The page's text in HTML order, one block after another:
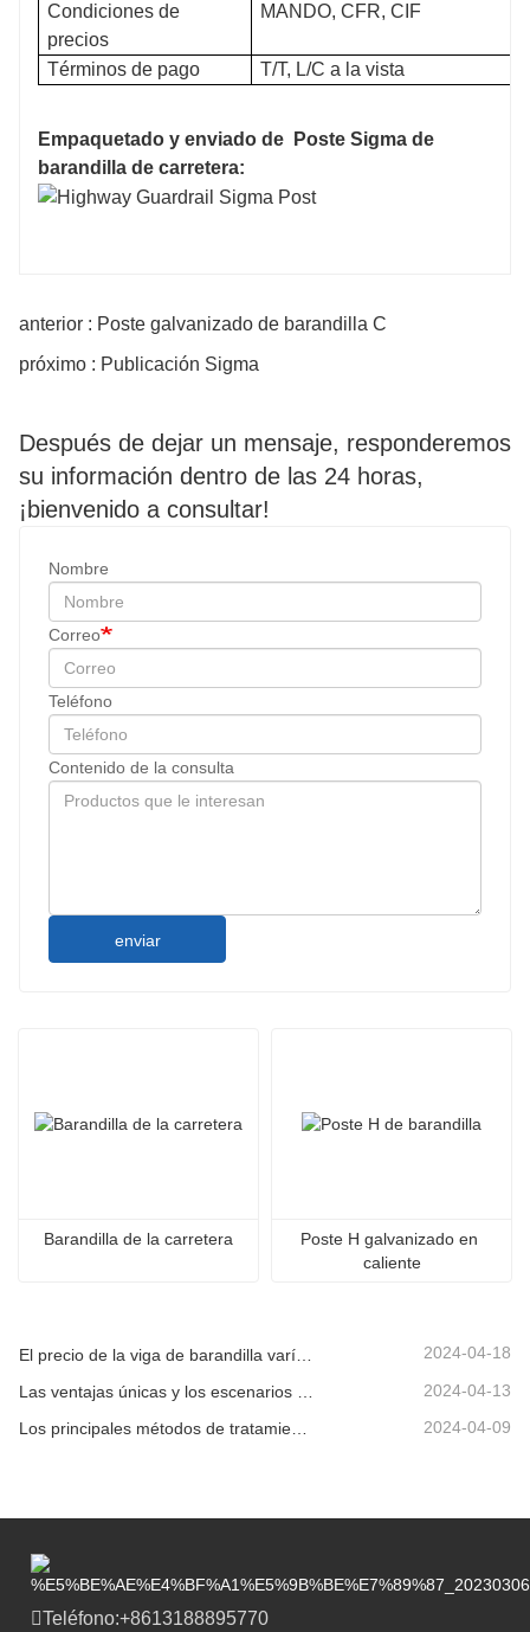
Condiciones de
precios
MANDO, CFR, CIF
Términos de pago T/T, L/C a la vista
Empaquetado y enviado de
Poste Sigma de
barandilla de carretera:
anterior : Poste galvanizado de barandilla C
próximo : Publicación Sigma
Después de dejar un mensaje, responderemos
su información dentro de las 24 horas,
¡bienvenido a consultar!
Nombre
Correo
Teléfono
Contenido de la consulta
enviar
Barandilla de la carretera
Poste H galvanizado en
caliente
2024-04-18
2024-04-13
2024-04-09
Teléfono:+8613188895770